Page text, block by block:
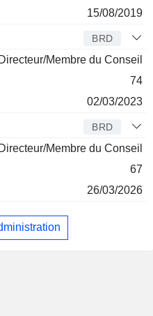
15/08/2019
BRD
Directeur/Membre du Conseil
74
02/03/2023
BRD
Directeur/Membre du Conseil
67
26/03/2026